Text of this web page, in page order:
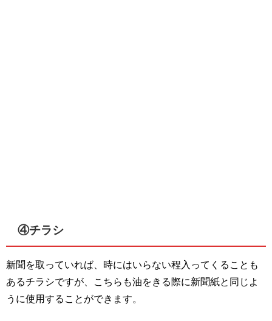
④チラシ
新聞を取っていれば、時にはいらない程入ってくることも
あるチラシですが、こちらも油をきる際に新聞紙と同じよ
うに使用することができます。